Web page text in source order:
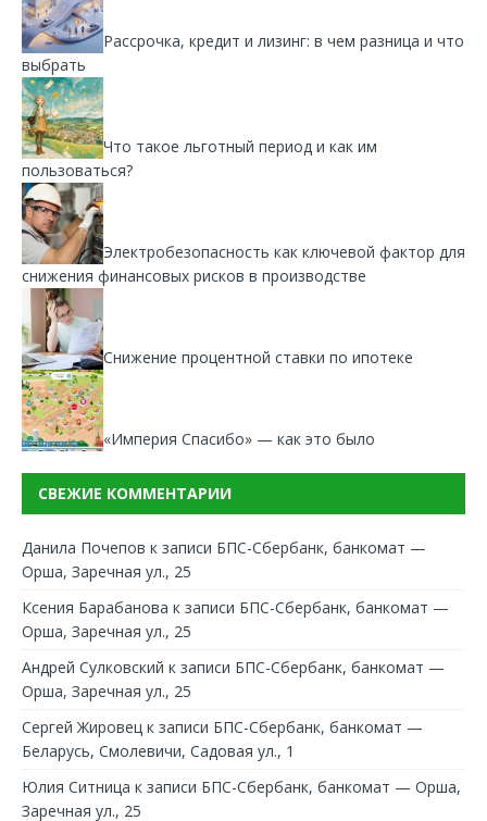
Рассрочка, кредит и лизинг: в чем разница и что
выбрать
Что такое льготный период и как им
пользоваться?
Электробезопасность как ключевой фактор для
снижения финансовых рисков в производстве
Снижение процентной ставки по ипотеке
«Империя Спасибо» — как это было
СВЕЖИЕ КОММЕНТАРИИ
Данила Почепов к записи БПС-Сбербанк, банкомат —
Орша, Заречная ул., 25
Ксения Барабанова к записи БПС-Сбербанк, банкомат —
Орша, Заречная ул., 25
Андрей Сулковский к записи БПС-Сбербанк, банкомат —
Орша, Заречная ул., 25
Сергей Жировец к записи БПС-Сбербанк, банкомат —
Беларусь, Смолевичи, Садовая ул., 1
Юлия Ситница к записи БПС-Сбербанк, банкомат — Орша,
Заречная ул., 25